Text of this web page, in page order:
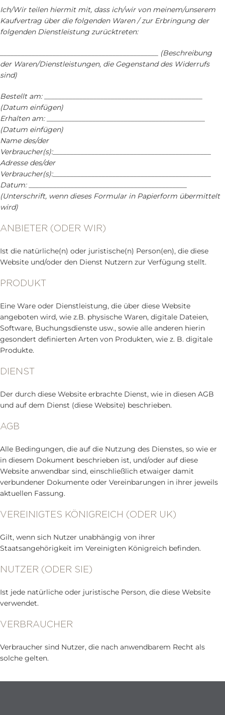
Ich/Wir teilen hiermit mit, dass ich/wir von meinem/unserem
Kaufvertrag über die folgenden Waren / zur Erbringung der
folgenden Dienstleistung zurücktreten:
_____________________________________________ (Beschreibung
der Waren/Dienstleistungen, die Gegenstand des Widerrufs
sind)
Bestellt am: _____________________________________________
(Datum einfügen)
Erhalten am: _____________________________________________
(Datum einfügen)
Name des/der
Verbraucher(s):_____________________________________________
Adresse des/der
Verbraucher(s):_____________________________________________
Datum: _____________________________________________
(Unterschrift, wenn dieses Formular in Papierform übermittelt
wird)
ANBIETER (ODER WIR)
Ist die natürliche(n) oder juristische(n) Person(en), die diese
Website und/oder den Dienst Nutzern zur Verfügung stellt.
PRODUKT
Eine Ware oder Dienstleistung, die über diese Website
angeboten wird, wie z.B. physische Waren, digitale Dateien,
Software, Buchungsdienste usw., sowie alle anderen hierin
gesondert definierten Arten von Produkten, wie z. B. digitale
Produkte.
DIENST
Der durch diese Website erbrachte Dienst, wie in diesen AGB
und auf dem Dienst (diese Website) beschrieben.
AGB
Alle Bedingungen, die auf die Nutzung des Dienstes, so wie er
in diesem Dokument beschrieben ist, und/oder auf diese
Website anwendbar sind, einschließlich etwaiger damit
verbundener Dokumente oder Vereinbarungen in ihrer jeweils
aktuellen Fassung.
VEREINIGTES KÖNIGREICH (ODER UK)
Gilt, wenn sich Nutzer unabhängig von ihrer
Staatsangehörigkeit im Vereinigten Königreich befinden.
NUTZER (ODER SIE)
Ist jede natürliche oder juristische Person, die diese Website
verwendet.
VERBRAUCHER
Verbraucher sind Nutzer, die nach anwendbarem Recht als
solche gelten.